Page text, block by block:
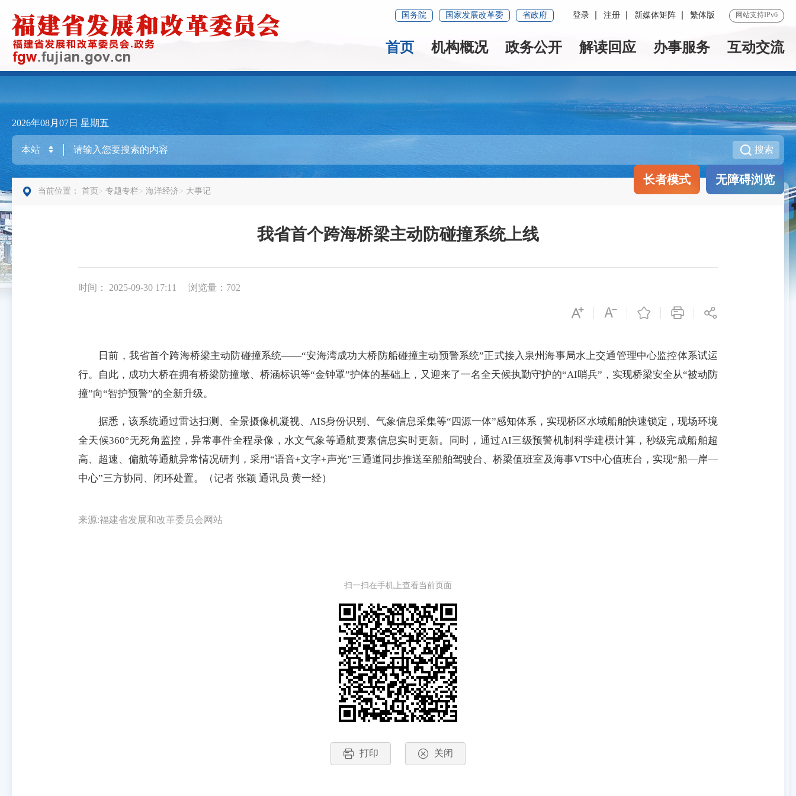
国务院 国家发展改革委 省政府 登录 注册 新媒体矩阵 繁体版 网站支持IPv6
首页 机构概况 政务公开 解读回应 办事服务 互动交流
2026年08月07日 星期五
搜索
长者模式 无障碍浏览
当前位置： 首页 专题专栏 海洋经济 大事记
我省首个跨海桥梁主动防碰撞系统上线
时间： 2025-09-30 17:11 浏览量：702
日前，我省首个跨海桥梁主动防碰撞系统——“安海湾成功大桥防船碰撞主动预警系统”正式接入泉州海事局水上交通管理中心监控体系试运
行。自此，成功大桥在拥有桥梁防撞墩、桥涵标识等“金钟罩”护体的基础上，又迎来了一名全天候执勤守护的“AI哨兵”，实现桥梁安全从“被动防
撞”向“智护预警”的全新升级。
据悉，该系统通过雷达扫测、全景摄像机凝视、AIS身份识别、气象信息采集等“四源一体”感知体系，实现桥区水域船舶快速锁定，现场环境
全天候360°无死角监控，异常事件全程录像，水文气象等通航要素信息实时更新。同时，通过AI三级预警机制科学建模计算，秒级完成船舶超
高、超速、偏航等通航异常情况研判，采用“语音+文字+声光”三通道同步推送至船舶驾驶台、桥梁值班室及海事VTS中心值班台，实现“船—岸—
中心”三方协同、闭环处置。（记者 张颖 通讯员 黄一经）
来源:福建省发展和改革委员会网站
扫一扫在手机上查看当前页面
打印 关闭